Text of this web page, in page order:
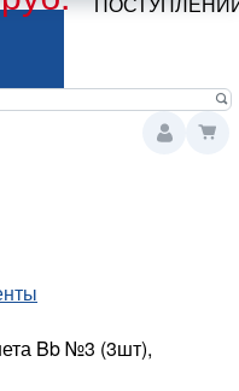
Bb №3 (3шт),